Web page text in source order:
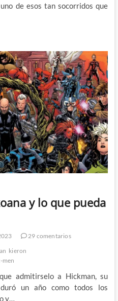
de esos tan socorridos que
y lo que pueda
29 comentarios
kieron
men
admitirselo a Hickman, su
un año como todos los
y…